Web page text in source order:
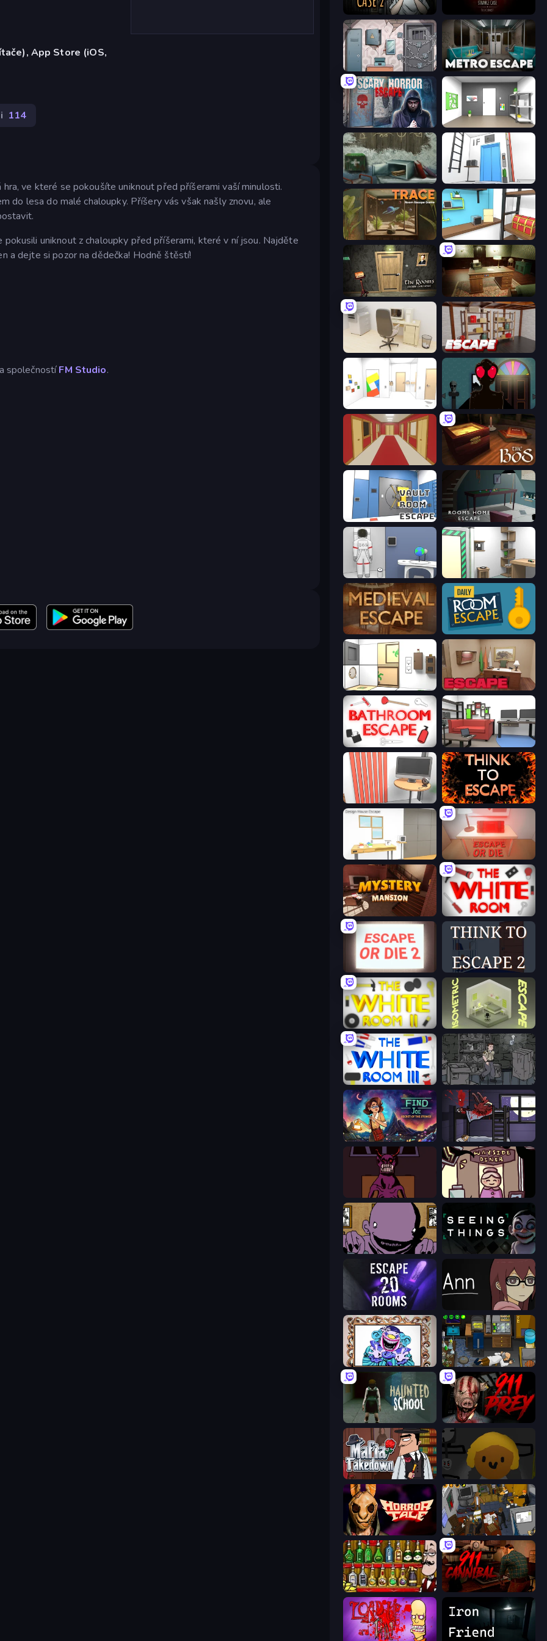
App Store (iOS,
114
ve které se pokoušíte uniknout před příšerami vaší minulosti.
do lesa do malé chaloupky. Příšery vás však našly znovu, ale
uniknout z chaloupky před příšerami, které v ní jsou. Najděte
a dejte si pozor na dědečka! Hodně štěstí!
společnostíFM Studio.
Escape Room: Strange Case 2
Cube Stories: Escape Metro Escape
Scary Horror Escape Room Paint Room Escape
Big Giant Games (Prison Escape Puzzle) Elevator Room Escape
TRACE Game Cafe Escape
The Rooms: Escape Challenge Vintage Escape
House Escape: Office Kitchen Escape
Mirror Room Escape The Housefly
Escape or Die 4 The Box of Secrets
Vault Room Escape Rooms Home Escape
Space Museum Escape Machine Room Escape
Medieval Escape Daily Room Escape
Puzzle Room Escape Escape or Die 3
Bathroom Escape Video Studio Escape
Computer Office Escape Think to Escape
Design House Escape Escape or Die
The White Room
Escape or Die 2 Think to Escape 2
The White Room 2 Isometric Escape
The White Room 3 Scarred
Find Joe: Secret of The Stones The Visitor
Owner is Dead 2 Diner in the Storm
The Owner Is Dead Seeing Things
Escape 20 Rooms
Exhibit of Sorrows Foreign Creature
Haunted School 911: Prey
Mafia Takedown
Horror Tale Foreign Creature 2
Bartender The Right Mix 911: Cannibal